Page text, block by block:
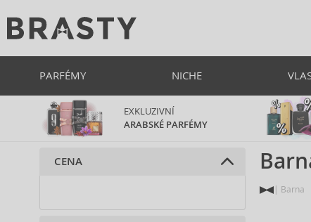
PARFÉMY NICHE
EXKLUZIVNÍ
ARABSKÉ PARFÉMY
Barna
CENA